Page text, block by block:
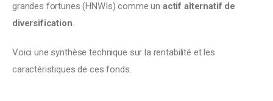
grandes fortunes (HNWIs) comme un actif alternatif de
diversification.
Voici une synthèse technique sur la rentabilité et les
caractéristiques de ces fonds.